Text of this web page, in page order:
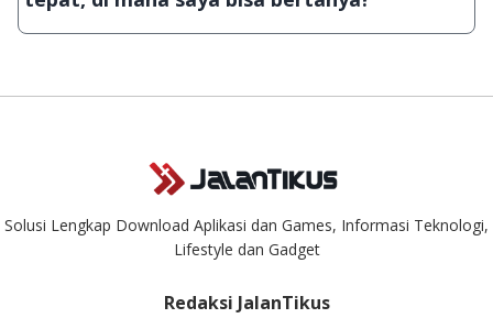
aplikasi & games tidak dapat tercapai dalam waktu yang
singkat.
Kami dengan senang hati menjawab setiap pertanyaan yang
Solusi Lengkap Download Aplikasi dan Games, Informasi Teknologi,
Lifestyle dan Gadget
Redaksi JalanTikus